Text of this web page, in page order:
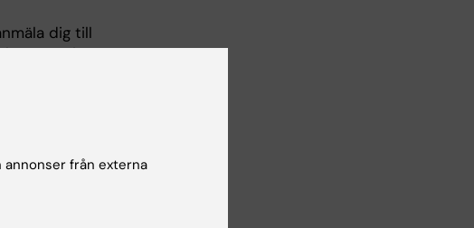
dig till
från externa